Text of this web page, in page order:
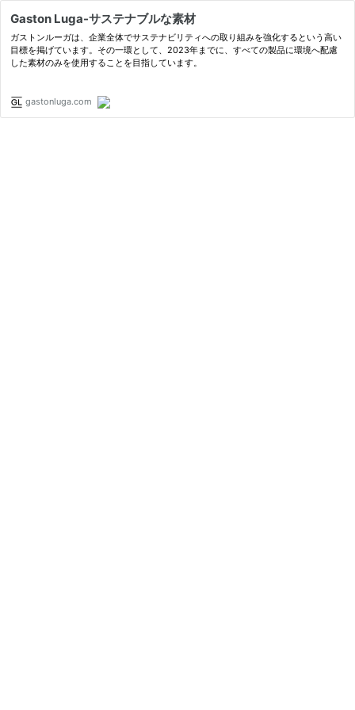
Gaston Luga-サステナブルな素材
ガストンルーガは、企業全体でサステナビリティへの取り組みを強化するという高い
目標を掲げています。その一環として、2023年までに、すべての製品に環境へ配慮
した素材のみを使用することを目指しています。
gastonluga.com